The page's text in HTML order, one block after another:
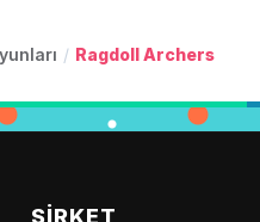
/ Ragdoll Archers
ŞIRKET